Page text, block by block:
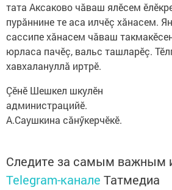
тата Аксаково чăваш ялӗсем
пурăннине те аса илчӗç хăнасем.
сассипе хăнасем чăваш
юрласа пачӗç, вальс ташларӗç.
хавхалануллă иртрӗ.
Çӗнӗ Шешкел шкулӗн
администрацийӗ.
А.Саушкина сăнӳкерчӗкӗ.
Следите за самым важным
Telegram-канале Татмедиа